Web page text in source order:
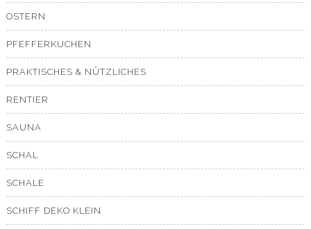
OSTERN
PFEFFERKUCHEN
PRAKTISCHES & NÜTZLICHES
RENTIER
SAUNA
SCHAL
SCHALE
SCHIFF DEKO KLEIN